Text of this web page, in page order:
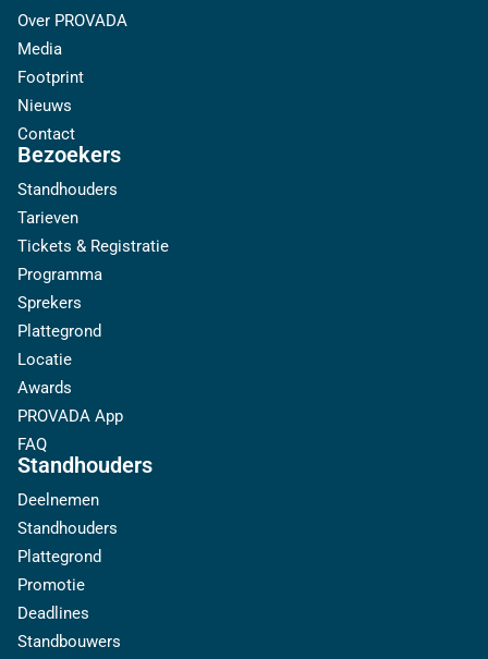
Over PROVADA
Media
Footprint
Nieuws
Contact
Bezoekers
Standhouders
Tarieven
Tickets & Registratie
Programma
Sprekers
Plattegrond
Locatie
Awards
PROVADA App
FAQ
Standhouders
Deelnemen
Standhouders
Plattegrond
Promotie
Deadlines
Standbouwers